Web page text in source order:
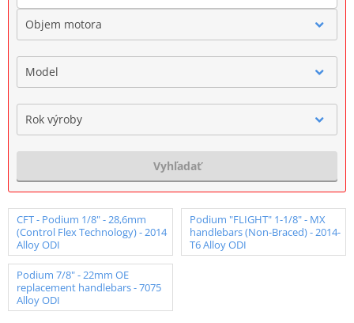
Objem motora
Model
Rok výroby
Vyhľadať
CFT - Podium 1/8" - 28,6mm
(Control Flex Technology) - 2014
Alloy ODI
Podium "FLIGHT" 1-1/8" - MX
handlebars (Non-Braced) - 2014-
T6 Alloy ODI
Podium 7/8" - 22mm OE
replacement handlebars - 7075
Alloy ODI